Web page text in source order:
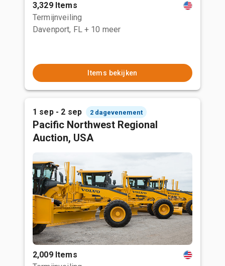
3,329 Items
Termijnveiling
Davenport, FL + 10 meer
Items bekijken
1 sep - 2 sep 2 dagevenement
Pacific Northwest Regional
Auction, USA
2,009 Items